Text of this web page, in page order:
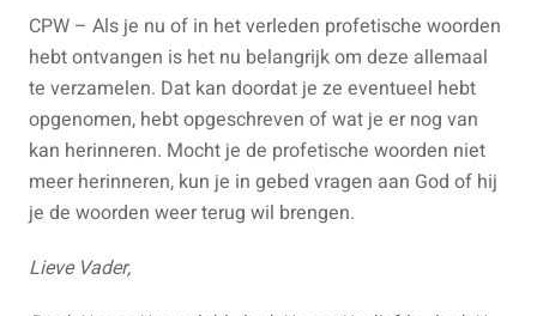
CPW – Als je nu of in het verleden profetische woorden
hebt ontvangen is het nu belangrijk om deze allemaal
te verzamelen. Dat kan doordat je ze eventueel hebt
opgenomen, hebt opgeschreven of wat je er nog van
kan herinneren. Mocht je de profetische woorden niet
meer herinneren, kun je in gebed vragen aan God of hij
je de woorden weer terug wil brengen.
Lieve Vader,